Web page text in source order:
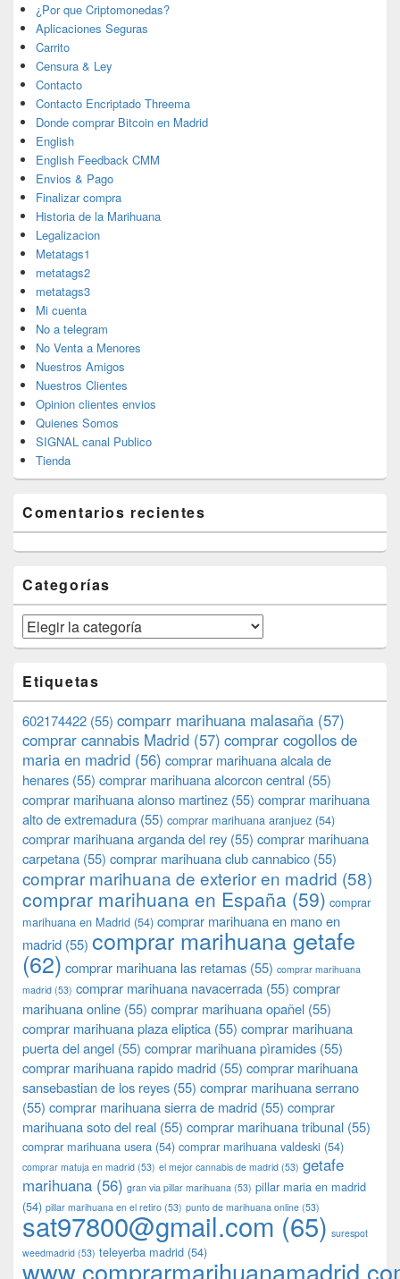
¿Por que Criptomonedas?
Aplicaciones Seguras
Carrito
Censura & Ley
Contacto
Contacto Encriptado Threema
Donde comprar Bitcoin en Madrid
English
English Feedback CMM
Envios & Pago
Finalizar compra
Historia de la Marihuana
Legalizacion
Metatags1
metatags2
metatags3
Mi cuenta
No a telegram
No Venta a Menores
Nuestros Amigos
Nuestros Clientes
Opinion clientes envios
Quienes Somos
SIGNAL canal Publico
Tienda
Comentarios recientes
Categorías
Categorías
Etiquetas
602174422 (55) comparr marihuana malasaña (57)
comprar cannabis Madrid (57) comprar cogollos de
maria en madrid (56) comprar marihuana alcala de
henares (55) comprar marihuana alcorcon central (55)
comprar marihuana alonso martinez (55) comprar marihuana
alto de extremadura (55) comprar marihuana aranjuez (54)
comprar marihuana arganda del rey (55) comprar marihuana
carpetana (55) comprar marihuana club cannabico (55)
comprar marihuana de exterior en madrid (58)
comprar marihuana en España (59) comprar
marihuana en Madrid (54) comprar marihuana en mano en
madrid (55) comprar marihuana getafe
(62) comprar marihuana las retamas (55) comprar marihuana
madrid (53) comprar marihuana navacerrada (55) comprar
marihuana online (55) comprar marihuana opañel (55)
comprar marihuana plaza eliptica (55) comprar marihuana
puerta del angel (55) comprar marihuana pìramides (55)
comprar marihuana rapido madrid (55) comprar marihuana
sansebastian de los reyes (55) comprar marihuana serrano
(55) comprar marihuana sierra de madrid (55) comprar
marihuana soto del real (55) comprar marihuana tribunal (55)
comprar marihuana usera (54) comprar marihuana valdeski (54)
comprar matuja en madrid (53) el mejor cannabis de madrid (53) getafe
marihuana (56) gran via pillar marihuana (53) pillar maria en madrid
(54) pillar marihuana en el retiro (53) punto de marihuana online (53)
sat97800@gmail.com (65) surespot
weedmadrid (53) teleyerba madrid (54)